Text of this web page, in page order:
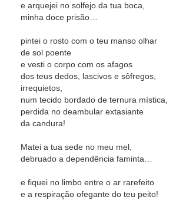
e arquejei no solfejo da tua boca,
minha doce prisão…
pintei o rosto com o teu manso olhar
de sol poente
e vesti o corpo com os afagos
dos teus dedos, lascivos e sôfregos,
irrequietos,
num tecido bordado de ternura mística,
perdida no deambular extasiante
da candura!
Matei a tua sede no meu mel,
debruado a dependência faminta…
e fiquei no limbo entre o ar rarefeito
e a respiração ofegante do teu peito!